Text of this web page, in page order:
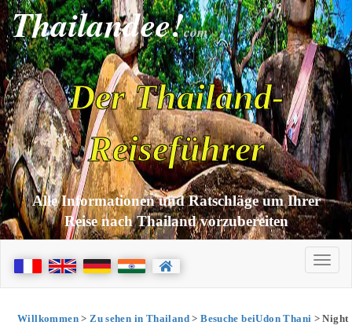
Thailandee!com
Der Thailand-
Reiseführer
Alle Informationen und Ratschläge um Ihrer
Reise nach Thailand vorzubereiten
Willkommen>Zu sehen in Thailand>Besuche beiUdon Thani > Night